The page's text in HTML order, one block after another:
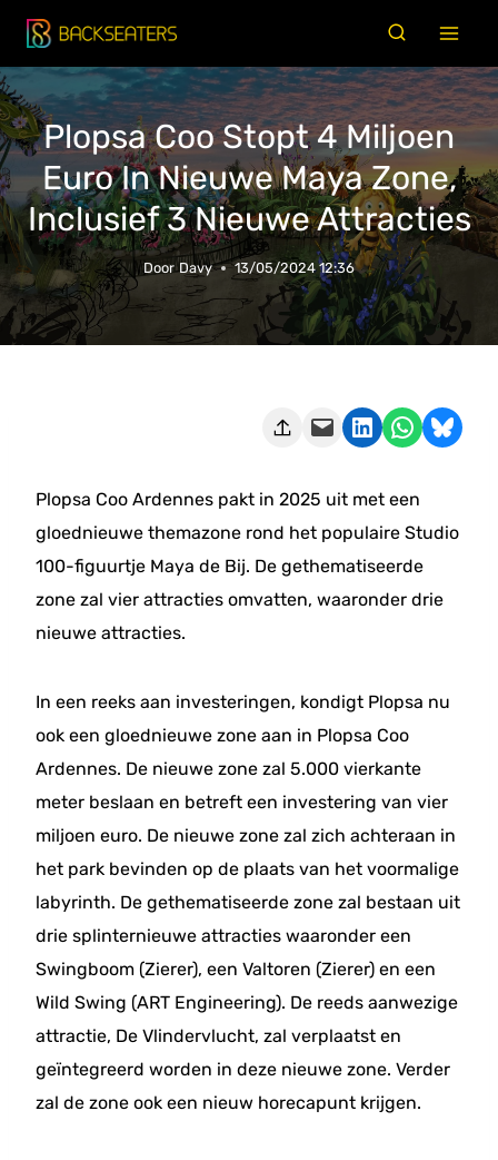
Doorgaan
naar
inhoud
Plopsa Coo Stopt 4 Miljoen
Euro In Nieuwe Maya Zone,
Inclusief 3 Nieuwe Attracties
Door Davy 13/05/2024 12:36
Deze pagina e-mailen Delen op LinkedIn Delen via WhatsApp Share on Bluesky
Plopsa Coo Ardennes pakt in 2025 uit met een
gloednieuwe themazone rond het populaire Studio
100-figuurtje Maya de Bij. De gethematiseerde
zone zal vier attracties omvatten, waaronder drie
nieuwe attracties.
In een reeks aan investeringen, kondigt Plopsa nu
ook een gloednieuwe zone aan in Plopsa Coo
Ardennes. De nieuwe zone zal 5.000 vierkante
meter beslaan en betreft een investering van vier
miljoen euro. De nieuwe zone zal zich achteraan in
het park bevinden op de plaats van het voormalige
labyrinth. De gethematiseerde zone zal bestaan uit
drie splinternieuwe attracties waaronder een
Swingboom (Zierer), een Valtoren (Zierer) en een
Wild Swing (ART Engineering). De reeds aanwezige
attractie, De Vlindervlucht, zal verplaatst en
geïntegreerd worden in deze nieuwe zone. Verder
zal de zone ook een nieuw horecapunt krijgen.